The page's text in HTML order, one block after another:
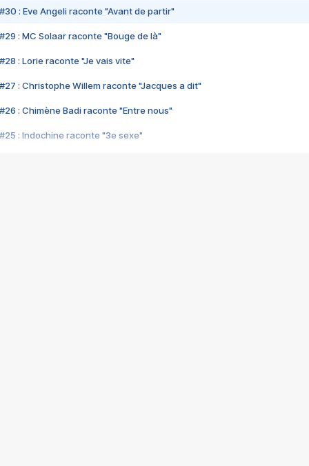
#30 : Eve Angeli raconte "Avant de partir"
#29 : MC Solaar raconte "Bouge de là"
#28 : Lorie raconte "Je vais vite"
#27 : Christophe Willem raconte "Jacques a dit"
#26 : Chimène Badi raconte "Entre nous"
#25 : Indochine raconte "3e sexe"